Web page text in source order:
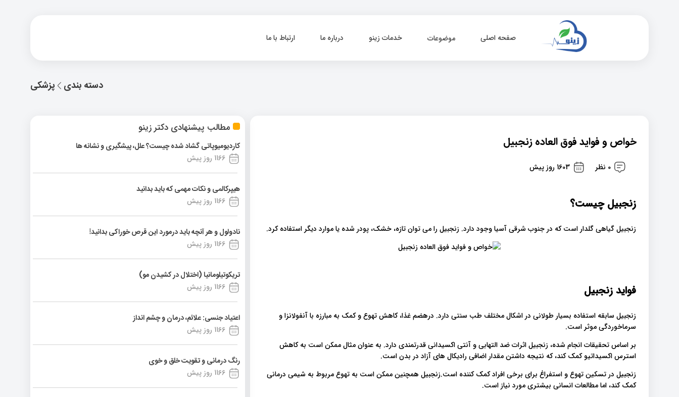
صفحه اصلی موضوعات خدمات زینو درباره ما ارتباط با ما
پزشکی دسته بندی
مطالب پیشنهادی دکتر زینو
کاردیومیوپاتی گشاد شده چیست؟ علل، پیشگیری و نشانه ها
1166 روز پیش
هیپرکالمی و نکات مهمی که باید بدانید
1166 روز پیش
نادولول و هر آنچه باید درمورد این قرص خوراکی بدانید!
1166 روز پیش
تریکوتیلومانیا (اختلال در کشیدن مو)
1166 روز پیش
اعتیاد جنسی: علائم، درمان و چشم انداز
1166 روز پیش
رنگ درمانی و تقویت خلق و خوی
1166 روز پیش
خواص و فواید فوق العاده زنجبیل
0 نظر 1603 روز پیش
زنجبیل چیست؟
زنجبیل گیاهی گلدار است که در جنوب شرقی آسیا وجود دارد. زنجبیل را می توان تازه، خشک، پودر شده یا موارد دیگر استفاده کرد.
فواید زنجبیل
زنجبیل سابقه استفاده بسیار طولانی در اشکال مختلف طب سنتی دارد. درهضم غذا، کاهش تهوع و کمک به مبارزه با آنفولانزا و
سرماخوردگی موثر است.
بر اساس تحقیقات انجام شده، زنجبیل اثرات ضد التهابی و آنتی اکسیدانی قدرتمندی دارد. به عنوان مثال ممکن است به کاهش
استرس اکسیداتیو کمک کند، که نتیجه داشتن مقدار اضافی رادیکال های آزاد در بدن است.
زنجبیل در تسکین تهوع و استفراغ برای برخی افراد کمک کننده است.زنجبیل همچنین ممکن است به تهوع مربوط به شیمی درمانی
کمک کند، اما مطالعات انسانی بیشتری مورد نیاز است.